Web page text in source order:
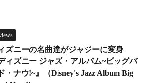
ズニーの名曲達がジャジーに変身
ディズニー ジャズ・アルバム~ビッグバ
・ナウ!~』（Disney's Jazz Album Big